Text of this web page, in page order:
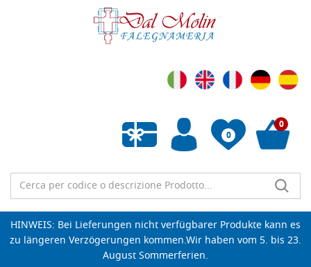
0
Wunschliste leeren
0
HINWEIS: Bei Lieferungen nicht verfügbarer Produkte kann es
zu längeren Verzögerungen kommen.Wir haben vom 5. bis 23.
August Sommerferien.